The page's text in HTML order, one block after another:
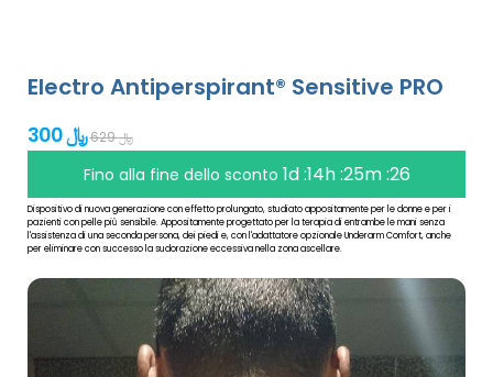
Electro Antiperspirant® Sensitive PRO
300 ﷼ 629 ﷼
Fino alla fine dello sconto 1d :14h :25m :25
Dispositivo di nuova generazione con effetto prolungato, studiato appositamente per le donne e per i
pazienti con pelle più sensibile. Appositamente progettato per la terapia di entrambe le mani senza
l'assistenza di una seconda persona, dei piedi e, con l'adattatore opzionale Underarm Comfort, anche
per eliminare con successo la sudorazione eccessiva nella zona ascellare.